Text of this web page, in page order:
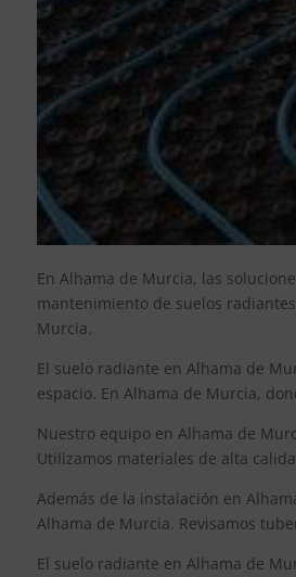
En Alhama de Murcia, las
mantenimiento de suelos
Murcia.
El suelo radiante en Alhama de
espacio. En Alhama de Murcia,
Nuestro equipo en Alhama de
Utilizamos materiales de alta
Además de la instalación en
Alhama de Murcia. Revisamos
El suelo radiante en Alhama de